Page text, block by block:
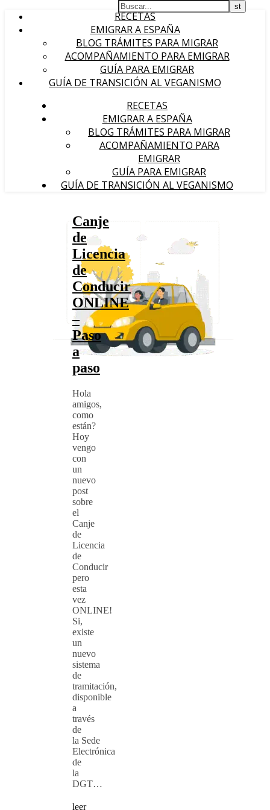
RECETAS
EMIGRAR A ESPAÑA
BLOG TRÁMITES PARA MIGRAR
ACOMPAÑAMIENTO PARA EMIGRAR
GUÍA PARA EMIGRAR
GUÍA DE TRANSICIÓN AL VEGANISMO
RECETAS
EMIGRAR A ESPAÑA
BLOG TRÁMITES PARA MIGRAR
ACOMPAÑAMIENTO PARA
EMIGRAR
GUÍA PARA EMIGRAR
GUÍA DE TRANSICIÓN AL VEGANISMO
Canje
de
Licencia
de
Conducir
ONLINE
–
Paso
a
paso
Hola
amigos,
como
están?
Hoy
vengo
con
un
nuevo
post
sobre
el
Canje
de
Licencia
de
Conducir
pero
esta
vez
ONLINE!
Si,
existe
un
nuevo
sistema
de
tramitación,
disponible
a
través
de
la Sede
Electrónica
de
la
DGT…
leer